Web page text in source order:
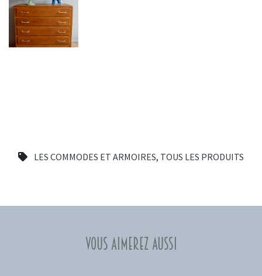
LES COMMODES ET ARMOIRES, TOUS LES PRODUITS
Vous aimerez aussi